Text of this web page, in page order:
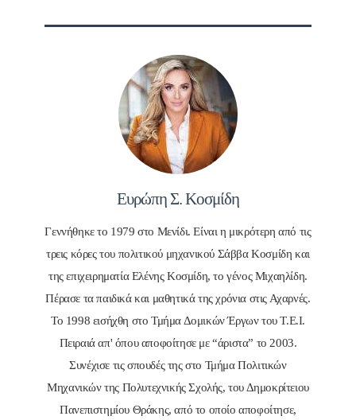
Ευρώπη Σ. Κοσμίδη
Γεννήθηκε το 1979 στο Μενίδι. Είναι η μικρότερη από τις
τρεις κόρες του πολιτικού μηχανικού Σάββα Κοσμίδη και
της επιχειρηματία Ελένης Κοσμίδη, το γένος Μιχαηλίδη.
Πέρασε τα παιδικά και μαθητικά της χρόνια στις Αχαρνές.
Το 1998 εισήχθη στο Τμήμα Δομικών Έργων του Τ.Ε.Ι.
Πειραιά απ' όπου αποφοίτησε με “άριστα” το 2003.
Συνέχισε τις σπουδές της στο Τμήμα Πολιτικών
Μηχανικών της Πολυτεχνικής Σχολής, του Δημοκρίτειου
Πανεπιστημίου Θράκης, από το οποίο αποφοίτησε,